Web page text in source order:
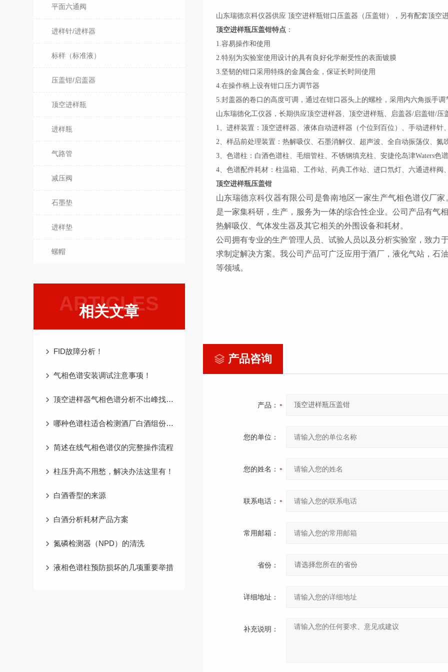
平面六通阀
进样针/进样器
标样（标准液）
压盖钳/启盖器
顶空进样瓶
进样瓶
气路管
减压阀
石墨垫
进样垫
螺帽
ARTICLES
相关文章
FID故障分析！
气相色谱安装调试注意事项！
顶空进样器气相色谱分析不出峰找原因
哪种色谱柱适合检测酒厂白酒组份色谱分析呢？
简述在线气相色谱仪的完整操作流程
柱压升高不用愁，解决办法这里有！
白酒香型的来源
白酒分析耗材产品方案
氮磷检测器（NPD）的清洗
液相色谱柱预防损坏的几项重要举措
山东瑞德京科仪器供应 顶空进样瓶钳口压盖器（压盖钳），另有配套顶空
顶空进样瓶压盖钳特点 ：
1.容易操作和使用
2.特别为实验室使用设计的具有良好化学耐受性的表面镀膜
3.坚韧的钳口采用特殊的金属合金，保证长时间使用
4.在操作柄上设有钳口压力调节器
5.封盖器的卷口的高度可调，通过在钳口器头上的螺栓，采用内六角扳手调
山东瑞德化工仪器，长期供应顶空进样器、顶空进样瓶、启盖器/启盖钳/压
1、进样装置：顶空进样器、液体自动进样器（个位到百位）、手动进样针
2、样品前处理装置：热解吸仪、石墨消解仪、超声波、全自动振荡仪、氮
3、色谱柱：白酒色谱柱、毛细管柱、不锈钢填充柱、安捷伦岛津Waters色
4、色谱配件耗材：柱温箱、工作站、药典工作站、进口氘灯、六通进样阀
顶空进样瓶压盖钳
山东瑞德京科仪器有限公司 是鲁南地区一家生产气相色谱仪厂家
是一家集科研，生产， 服务为一体的综合性企业。公司 产品有气
热解吸仪 、气体发生器及其它相关的外围设备和耗材。
公司拥有专业的生产管理人员、试验人员以及分析实验室，致力
求制定解决方案。我公司 产品可广泛应用于酒厂，液化气站，石
等领域。
产品咨询
产品：
您的单位：
您的姓名：
联系电话：
常用邮箱：
省份：
详细地址：
补充说明：